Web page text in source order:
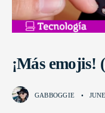
¡Más emojis!
GABBOGGIE •